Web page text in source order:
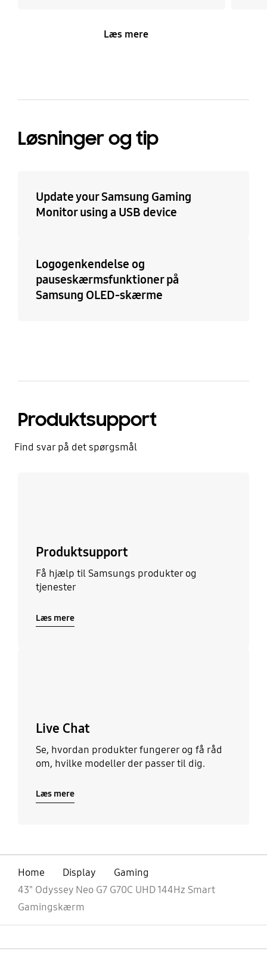
Læs mere
Løsninger og tip
Update your Samsung Gaming
Monitor using a USB device
Logogenkendelse og
pauseskærmsfunktioner på
Samsung OLED-skærme
Produktsupport
Find svar på det spørgsmål
Produktsupport
Få hjælp til Samsungs produkter og
tjenester
Læs mere
Live Chat
Se, hvordan produkter fungerer og få råd
om, hvilke modeller der passer til dig.
Læs mere
Home Display
Gaming
43" Odyssey Neo G7 G70C UHD 144Hz Smart
Gamingskærm